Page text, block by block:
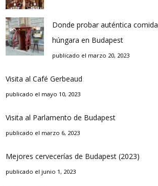
Donde probar auténtica comida
húngara en Budapest
publicado el marzo 20, 2023
Visita al Café Gerbeaud
publicado el mayo 10, 2023
Visita al Parlamento de Budapest
publicado el marzo 6, 2023
Mejores cervecerías de Budapest (2023)
publicado el junio 1, 2023